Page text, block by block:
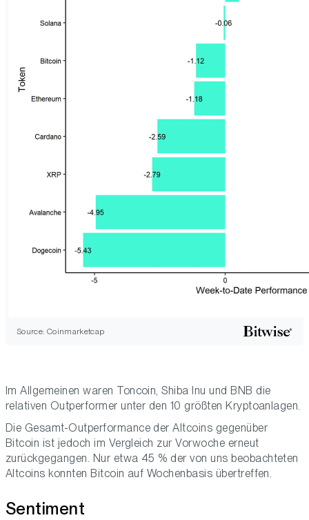
Source: Coinmarketcap
Im Allgemeinen waren Toncoin, Shiba Inu und BNB die
relativen Outperformer unter den 10 größten Kryptoanlagen.
Die Gesamt-Outperformance der Altcoins gegenüber
Bitcoin ist jedoch im Vergleich zur Vorwoche erneut
zurückgegangen. Nur etwa 45 % der von uns beobachteten
Altcoins konnten Bitcoin auf Wochenbasis übertreffen.
Sentiment